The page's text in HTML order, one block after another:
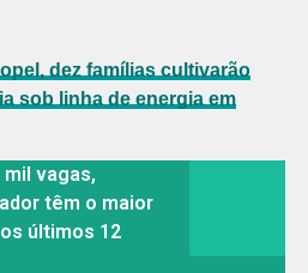
dez famílias cultivarão
sob linha de energia em
mil vagas,
têm o maior
últimos 12